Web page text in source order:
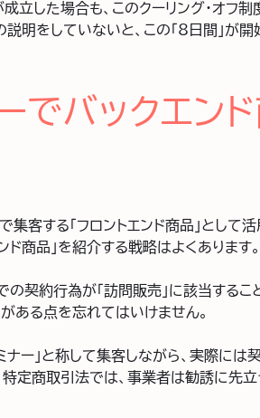
立した場合も、このクーリング・オフ
説明をしていないと、この「8日間」
でバックエン
集客する「フロントエンド商品」とし
ド商品」を紹介する戦略はよくあります。
の契約行為が「訪問販売」に該当する
ある点を忘れてはいけません。
ナー」と称して集客しながら、実際に
特定商取引法では、事業者は勧誘に先立